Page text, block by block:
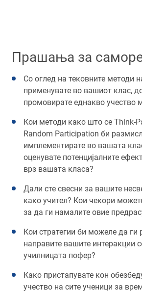
Прашања за
Со оглед на тековните методи
применувате во вашиот клас,
промовирате еднакво учество
Кои методи како што се Think-
Random Participation би
имплементирате во вашата
оценувате потенцијалните
врз вашата класа?
Дали сте свесни за вашите
како учител? Кои чекори
за да ги намалите овие
Кои стратегии би можеле да ги
направите вашите интеракции
училницата пофер?
Како пристапувате кон
учество на сите ученици за